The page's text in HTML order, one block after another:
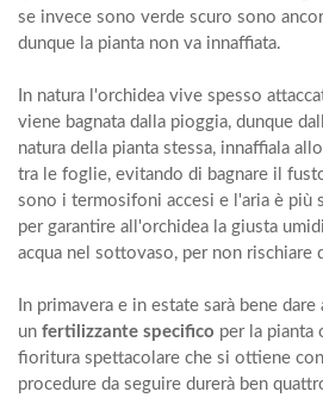
se invece sono verde scuro sono
dunque la pianta non va innaffiata.
In natura l'orchidea vive spesso
viene bagnata dalla pioggia, dunque
natura della pianta stessa, innaffiala
tra le foglie, evitando di bagnare il
sono i termosifoni accesi e l'aria è più
per garantire all'orchidea la giusta
acqua nel sottovaso, per non rischiare
In primavera e in estate sarà bene
un fertilizzante specifico per la pianta
fioritura spettacolare che si ottiene
procedure da seguire durerà ben